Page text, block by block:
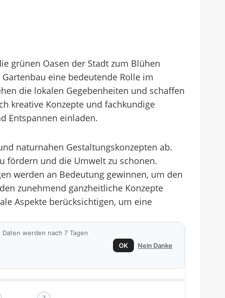
grünen Oasen der Stadt zum Blühen
eine bedeutende Rolle im
die lokalen Gegebenheiten und schaffen
kreative Konzepte und fachkundige
Entspannen einladen.
naturnahen Gestaltungskonzepten ab.
fördern und die Umwelt zu schonen.
werden an Bedeutung gewinnen, um den
zunehmend ganzheitliche Konzepte
Aspekte berücksichtigen, um eine
werden nach 7 Tagen
OK Nein Danke